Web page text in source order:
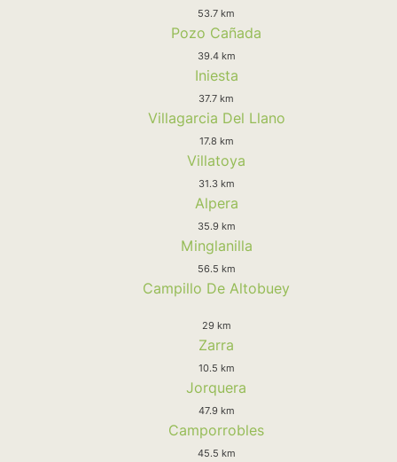
53.7 km
Pozo Cañada
39.4 km
Iniesta
37.7 km
Villagarcia Del Llano
17.8 km
Villatoya
31.3 km
Alpera
35.9 km
Minglanilla
56.5 km
Campillo De Altobuey
29 km
Zarra
10.5 km
Jorquera
47.9 km
Camporrobles
45.5 km